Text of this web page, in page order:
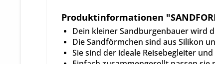
Produktinformationen
Dein kleiner Sandburgenbauer wird
Die Sandförmchen sind aus Silikon
Sie sind der ideale Reisebegleiter